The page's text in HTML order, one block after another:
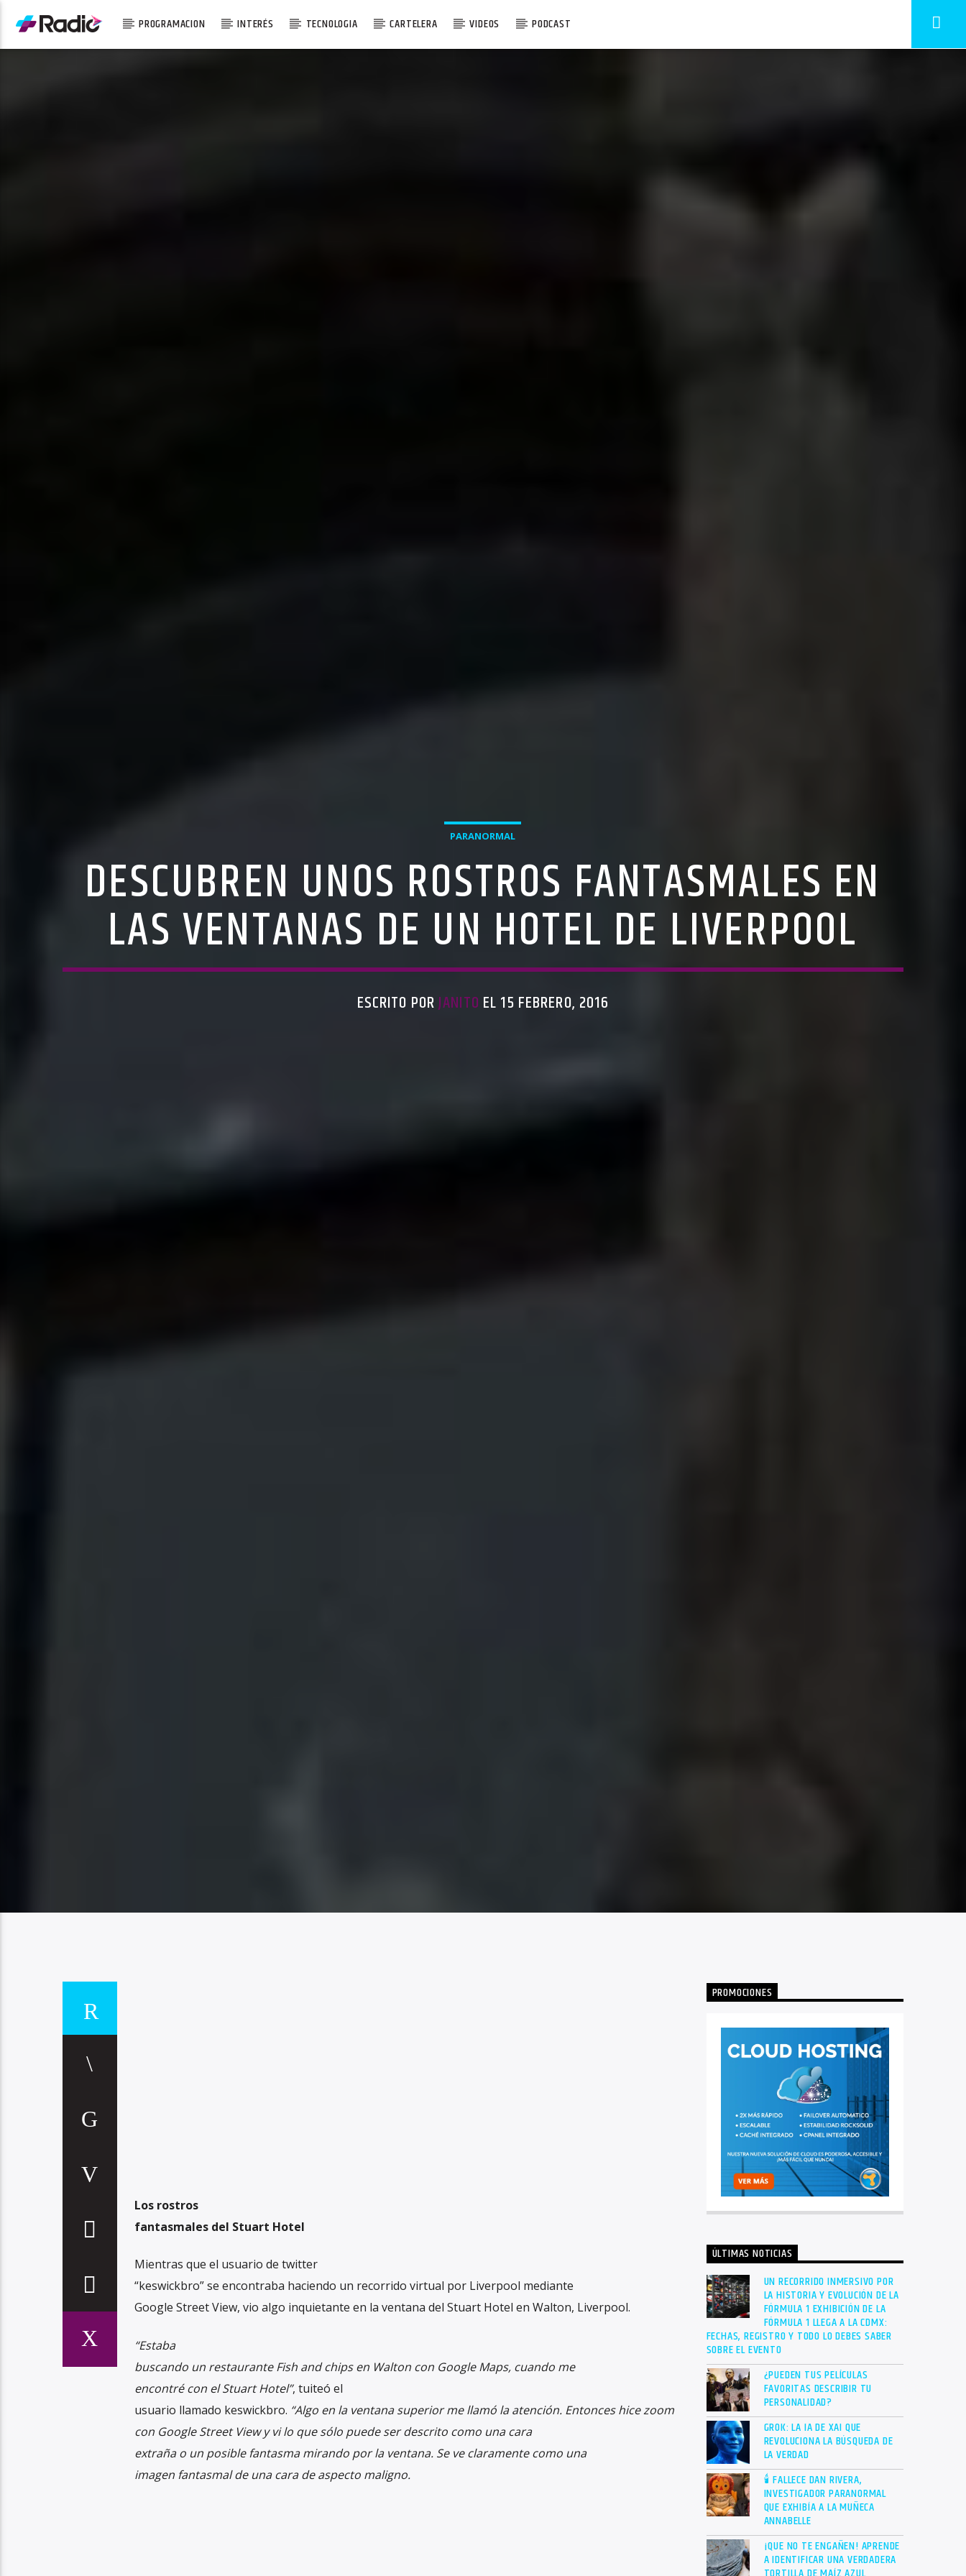
PROGRAMACION INTERÉS TECNOLOGIA CARTELERA VIDEOS PODCAST
PARANORMAL
DESCUBREN UNOS ROSTROS FANTASMALES EN
LAS VENTANAS DE UN HOTEL DE LIVERPOOL
ESCRITO PORJANITO EL 15 FEBRERO, 2016
Los rostros
fantasmales del Stuart Hotel
Mientras que el usuario de twitter
“keswickbro” se encontraba haciendo un recorrido virtual por Liverpool mediante
Google Street View, vio algo inquietante en la ventana del Stuart Hotel en Walton, Liverpool.
“Estaba
buscando un restaurante Fish and chips en Walton con Google Maps, cuando me
encontré con el Stuart Hotel”, tuiteó el
usuario llamado keswickbro. “Algo en la ventana superior me llamó la atención. Entonces hice zoom
con Google Street View y vi lo que sólo puede ser descrito como una cara
extraña o un posible fantasma mirando por la ventana. Se ve claramente como una
imagen fantasmal de una cara de aspecto maligno.
PROMOCIONES
ÚLTIMAS NOTICIAS
UN RECORRIDO INMERSIVO POR
LA HISTORIA Y EVOLUCIÓN DE LA
FÓRMULA 1 EXHIBICIÓN DE LA
FÓRMULA 1 LLEGA A LA CDMX:
FECHAS, REGISTRO Y TODO LO DEBES SABER
SOBRE EL EVENTO
¿PUEDEN TUS PELÍCULAS
FAVORITAS DESCRIBIR TU
PERSONALIDAD?
GROK: LA IA DE XAI QUE
REVOLUCIONA LA BÚSQUEDA DE
LA VERDAD
🕯 FALLECE DAN RIVERA,
INVESTIGADOR PARANORMAL
QUE EXHIBÍA A LA MUÑECA
ANNABELLE
¡QUE NO TE ENGAÑEN! APRENDE
A IDENTIFICAR UNA VERDADERA